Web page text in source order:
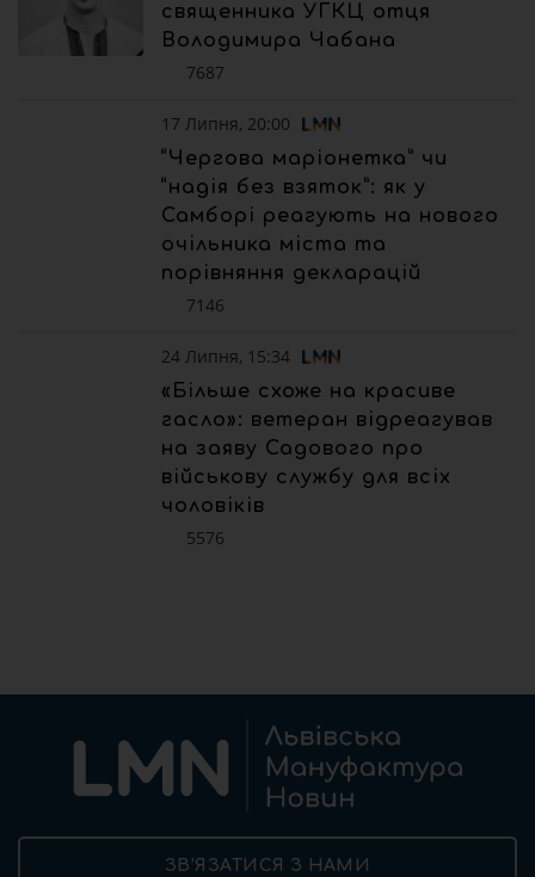
священника УГКЦ отця
Володимира Чабана
7687
17 Липня, 20:00
“Чергова маріонетка” чи
“надія без взяток”: як у
Самборі реагують на нового
очільника міста та
порівняння декларацій
7146
24 Липня, 15:34
«Більше схоже на красиве
гасло»: ветеран відреагував
на заяву Садового про
військову службу для всіх
чоловіків
5576
ЗВ’ЯЗАТИСЯ З НАМИ